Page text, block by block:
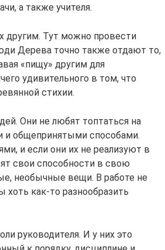
а также учителя.
другим. Тут можно провести
Дерева точно также отдают то,
«пищу» другим для
удивительного в том, что
стихии.
Они не любят топтаться на
и общепринятыми способами.
и если они их не реализуют в
свои способности в свою
необычные вещи. В работе не
как-то разнообразить
руководителя. И у них это